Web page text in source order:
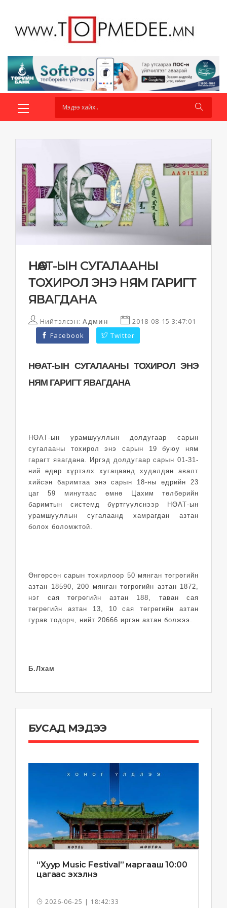
НӨАТ-ЫН СУГАЛААНЫ
ТОХИРОЛ ЭНЭ НЯМ ГАРИГТ
ЯВАГДАНА
Нийтэлсэн: Админ
2018-08-15 3:47:01
Facebook
Twitter
НӨАТ-ЫН СУГАЛААНЫ ТОХИРОЛ ЭНЭ
НЯМ ГАРИГТ ЯВАГДАНА
НӨАТ-ын урамшууллын долдугаар сарын
сугалааны тохирол энэ сарын 19 буюу ням
гарагт явагдана. Иргэд долдугаар сарын 01-31-
ний өдөр хүртэлх хугацаанд худалдан авалт
хийсэн баримтаа энэ сарын 18-ны өдрийн 23
цаг 59 минутаас өмнө Цахим төлбөрийн
баримтын системд бүртгүүлснээр НӨАТ-ын
урамшууллын сугалаанд хамрагдан азтан
болох боломжтой.
Өнгөрсөн сарын тохирлоор 50 мянган төгрөгийн
азтан 18590, 200 мянган төгрөгийн азтан 1872,
нэг сая төгрөгийн азтан 188, таван сая
төгрөгийн азтан 13, 10 сая төгрөгийн азтан
гурав тодорч, нийт 20666 иргэн азтан болжээ.
Б.Лхам
БУСАД МЭДЭЭ
“Хуур Music Festival” маргааш 10:00
цагаас эхэлнэ
2026-06-25 | 18:42:33